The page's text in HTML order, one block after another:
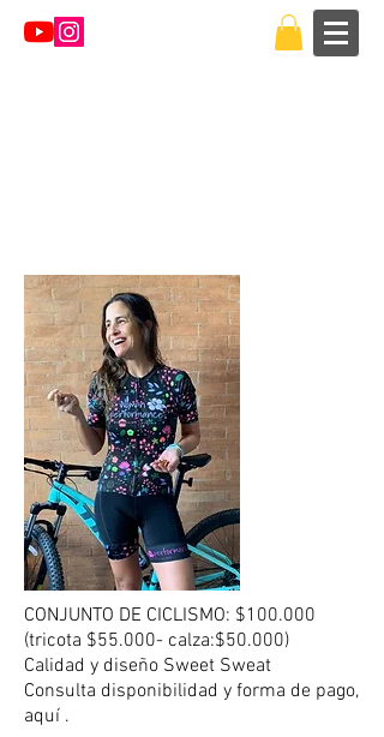
CONJUNTO DE CICLISMO: $100.000
(tricota $55.000- calza:$50.000)
Calidad y diseño Sweet Sweat
Consulta disponibilidad y forma de pago,
aquí .